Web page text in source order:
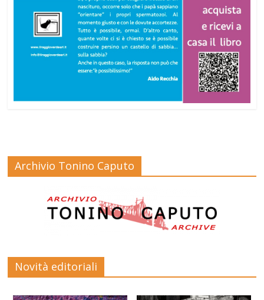
Archivio Tonino Caputo
Novità editoriali